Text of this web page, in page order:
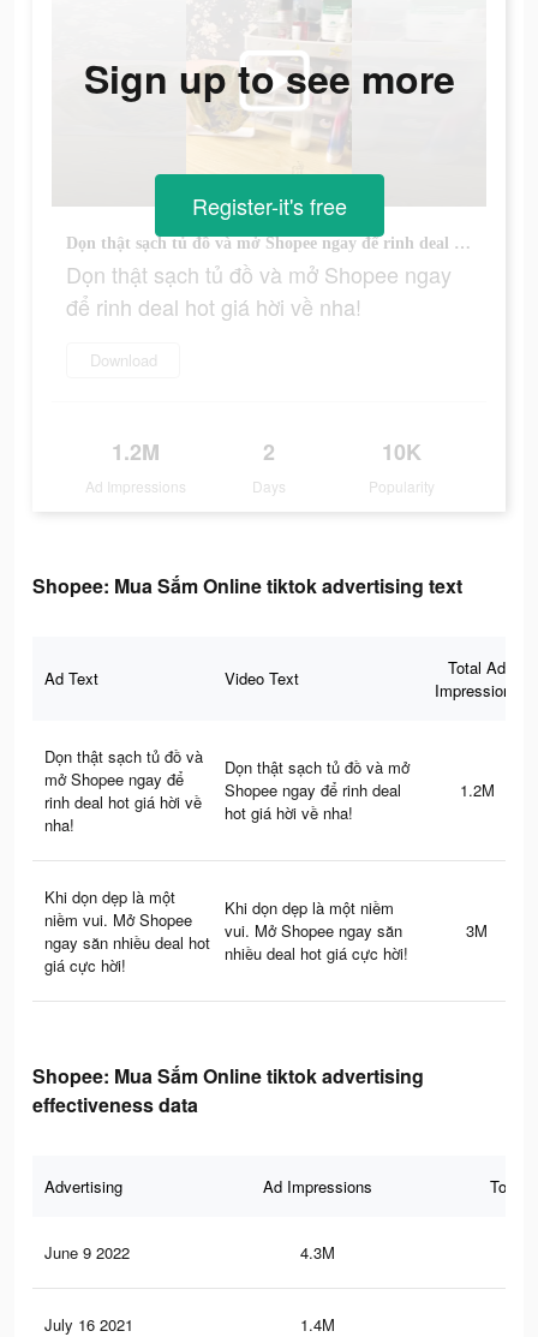
Dọn thật sạch tủ đồ và mở Shopee ngay để rinh deal hot giá hời về nha!
Dọn thật sạch tủ đồ và mở Shopee ngay
để rinh deal hot giá hời về nha!
Download
1.2M
Ad Impressions
2
Days
10K
Popularity
Sign up to see more
Register-it's free
Shopee: Mua Sắm Online tiktok advertising text
Ad Text Video Text
Total Ad
Impressions
Dọn thật sạch tủ đồ và
mở Shopee ngay để
rinh deal hot giá hời về
nha!
Dọn thật sạch tủ đồ và mở
Shopee ngay để rinh deal
hot giá hời về nha!
1.2M
Khi dọn dẹp là một
niềm vui. Mở Shopee
ngay săn nhiều deal hot
giá cực hời!
Khi dọn dẹp là một niềm
vui. Mở Shopee ngay săn
nhiều deal hot giá cực hời!
3M
Shopee: Mua Sắm Online tiktok advertising
effectiveness data
Advertising Ad Impressions Total
June 9 2022 4.3M
July 16 2021 1.4M